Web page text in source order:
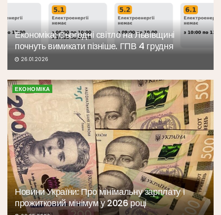
Економіка: Сьогодні світло на Львівщині
почнуть вимикати пізніше. ГПВ 4 грудня
26.01.2026
ЕКОНОМІКА
Новини України: Про мінімальну зарплату і
прожитковий мінімум у 2026 році